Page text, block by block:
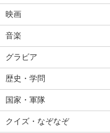
映画
音楽
グラビア
歴史・学問
国家・軍隊
クイズ・なぞなぞ